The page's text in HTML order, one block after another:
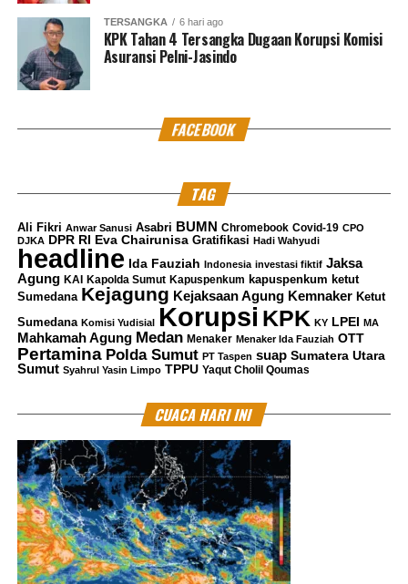
Atas ucapan Anies Baswedan tersebut, menarik
perbincangan publik termasuk penggiat media, Chusnul
Chotimah ikut berkomentar perihal ucapan Gubernur
DKI Jakarta itu.
omongannya sendiri bila mencalonkan diri jadi presiden
telah mendeklarasikan diri sebagai calon presiden.
“Prabowo resmi maju jadi Capres di 2024, nge-share
video Anies yang berjanji enggak akan menjegal
promotornya atau Prabowo,” ujarnya di akun resmi
penggiat media itu.
“Bukan berarti takut sama Anies, itu cuma untuk
perlihatkan kepada dunia, kalau orang yang suka
menjiIat atau bermulut manis, akan sering kemakan
omongan sendiri, dan ituIah Anies,” tukasnya.
TERSANGKA 6 hari ago
KPK Tahan 4 Tersangka Dugaan Korupsi Komisi
Asuransi Pelni-Jasindo
FACEBOOK
TAG
Ali Fikri Anwar Sanusi Asabri BUMN Chromebook Covid-19 CPO
DJKA
DPR RI Eva Chairunisa Gratifikasi Hadi Wahyudi
headline Ida Fauziah Indonesia investasi fiktif Jaksa
Agung KAI Kapolda Sumut Kapuspenkum kapuspenkum ketut
Sumedana Kejagung Kejaksaan Agung Kemnaker Ketut
Sumedana Komisi Yudisial Korupsi KPK KY LPEI MA
Mahkamah Agung Medan Menaker Menaker Ida Fauziah OTT
Pertamina Polda Sumut PT Taspen suap Sumatera Utara
Sumut Syahrul Yasin Limpo TPPU Yaqut Cholil Qoumas
CUACA HARI INI